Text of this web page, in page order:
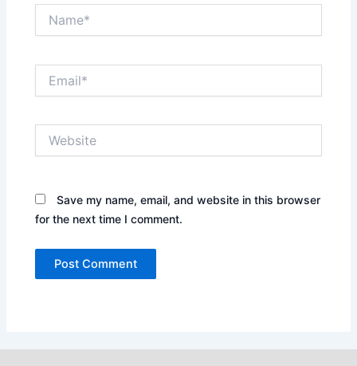
Save my name, email, and website in this browser
for the next time I comment.